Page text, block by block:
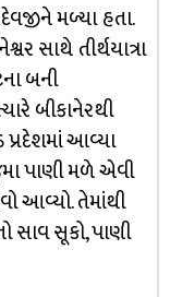
મળ્યા હતા.
સાથે તીર્થયાત્રા
બની
બીકાનેરથી
આવ્યા
પાણી મળે એવી
આવ્યો. તેમાંથી
સૂકો, પાણી